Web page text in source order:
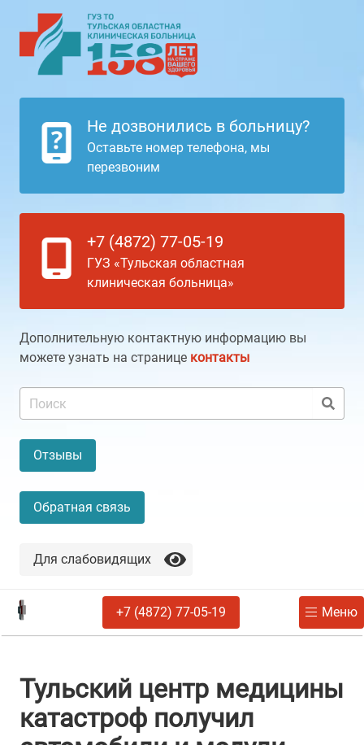
Не дозвонились в больницу?
Оставьте номер телефона, мы
перезвоним
+7 (4872) 77-05-19
ГУЗ «Тульская областная
клиническая больница»
Дополнительную контактную информацию вы
можете узнать на странице контакты
Отзывы
Обратная связь
Для слабовидящих
+7 (4872) 77-05-19 Меню
Тульский центр медицины
катастроф получил